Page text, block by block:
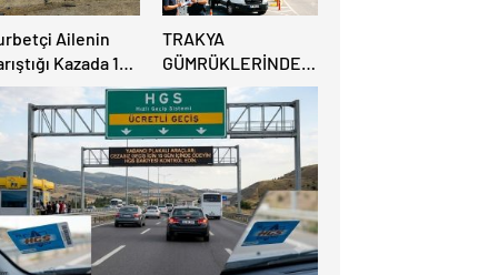
Ailenin
Kazada 1
Hayatını
7 kişi
TRAKYA
GÜMRÜKLERİNDE
BÜYÜK
RAHATLAMA:
DEREKÖY HAFİF
TİCARİ ARAÇLARA
AÇILIYOR!